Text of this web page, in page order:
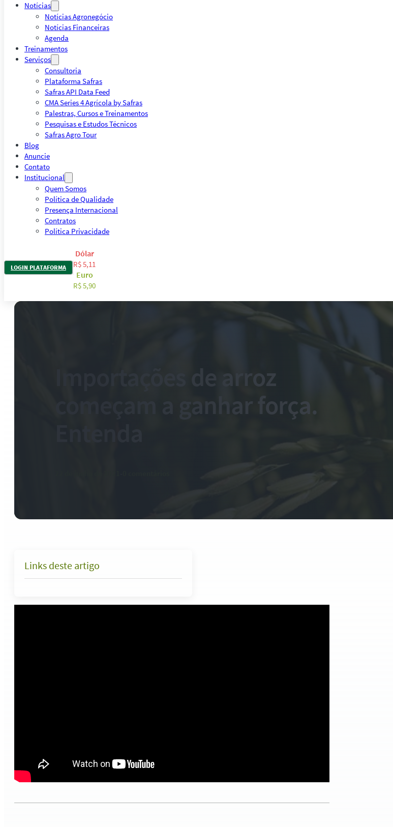
Notícias
Notícias Agronegócio
Notícias Financeiras
Agenda
Treinamentos
Serviços
Consultoria
Plataforma Safras
Safras API Data Feed
CMA Series 4 Agrícola by Safras
Palestras, Cursos e Treinamentos
Pesquisas e Estudos Técnicos
Safras Agro Tour
Blog
Anuncie
Contato
Institucional
Quem Somos
Política de Qualidade
Presença Internacional
Contratos
Política Privacidade
LOGIN PLATAFORMA
Dólar
R$ 5,11
Euro
R$ 5,90
Importações de arroz
começam a ganhar força.
Links deste artigo